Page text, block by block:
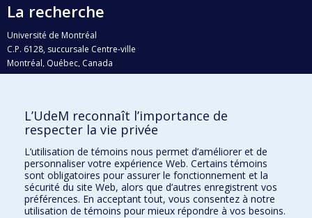
La recherche
Université de Montréal
C.P. 6128, succursale Centre-ville
Montréal, Québec, Canada
H3C 3J7
Qui fait quoi?
Nous trouver
Plan du site
Accessibilité
L’UdeM reconnaît l’importance de
respecter la vie privée
L’utilisation de témoins nous permet d’améliorer et de
personnaliser votre expérience Web. Certains témoins
sont obligatoires pour assurer le fonctionnement et la
sécurité du site Web, alors que d’autres enregistrent vos
préférences. En acceptant tout, vous consentez à notre
utilisation de témoins pour mieux répondre à vos besoins.